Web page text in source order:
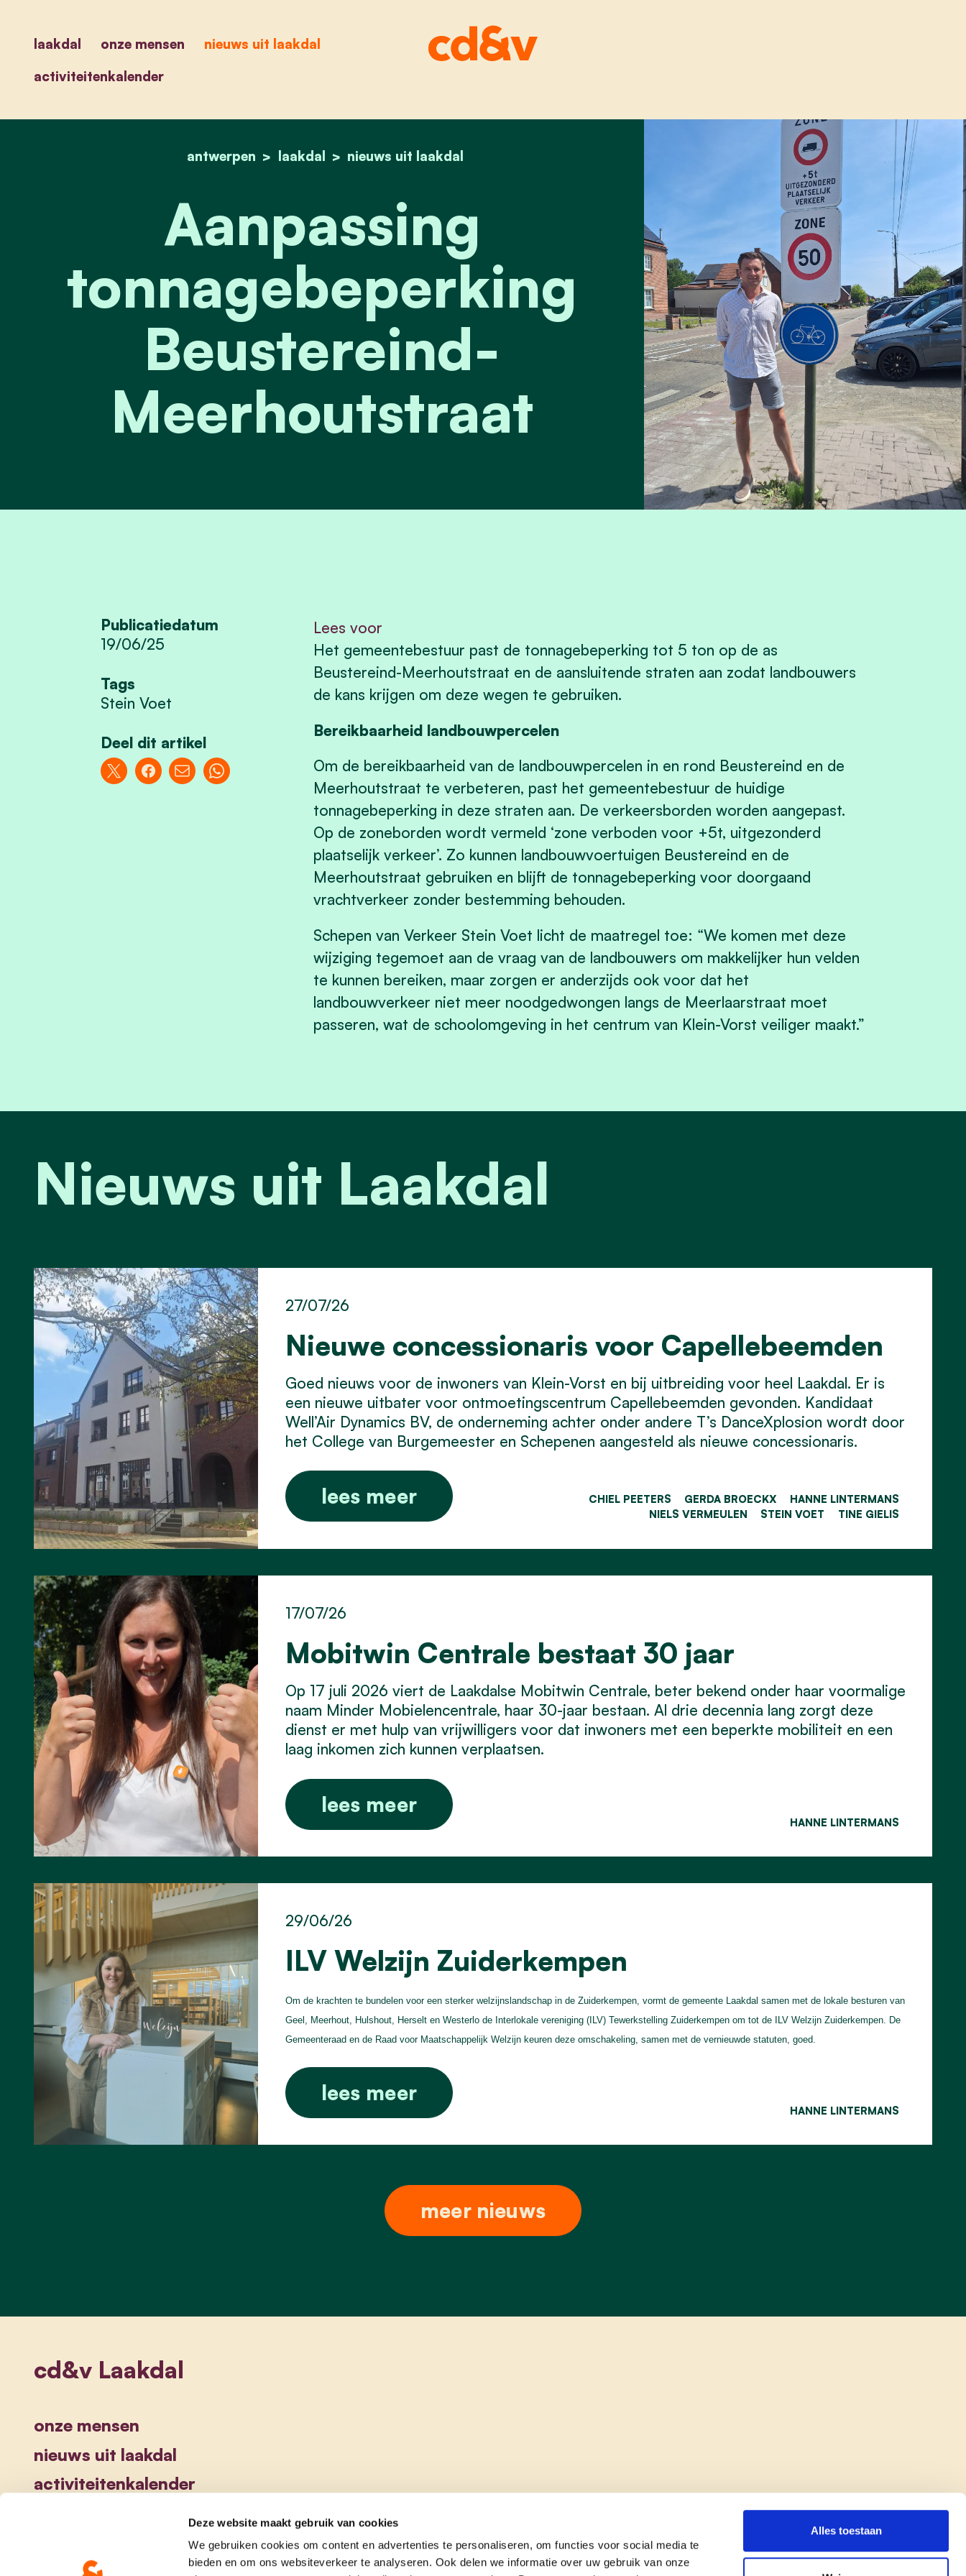
Deze website maakt gebruik van cookies
We gebruiken cookies om content en advertenties te personaliseren, om functies voor social media te
bieden en om ons websiteverkeer te analyseren. Ook delen we informatie over uw gebruik van onze
Alles toestaan
laakdal onze mensen
nieuws uit laakdal
activiteitenkalender
home
antwerpen laakdal nieuws uit laakdal
aanpassing tonnagebeperking beustereind-meerhoutstraat
Aanpassing
tonnagebeperking
Beustereind-
Meerhoutstraat
Publicatiedatum
19/06/25
Tags
Stein Voet
Deel dit artikel
Lees voor
Het gemeentebestuur past de tonnagebeperking tot 5 ton op de as
Beustereind-Meerhoutstraat en de aansluitende straten aan zodat landbouwers
de kans krijgen om deze wegen te gebruiken.
Bereikbaarheid landbouwpercelen
Om de bereikbaarheid van de landbouwpercelen in en rond Beustereind en de
Meerhoutstraat te verbeteren, past het gemeentebestuur de huidige
tonnagebeperking in deze straten aan. De verkeersborden worden aangepast.
Op de zoneborden wordt vermeld ‘zone verboden voor +5t, uitgezonderd
plaatselijk verkeer’. Zo kunnen landbouwvoertuigen Beustereind en de
Meerhoutstraat gebruiken en blijft de tonnagebeperking voor doorgaand
vrachtverkeer zonder bestemming behouden.
Schepen van Verkeer Stein Voet licht de maatregel toe: “We komen met deze
wijziging tegemoet aan de vraag van de landbouwers om makkelijker hun velden
te kunnen bereiken, maar zorgen er anderzijds ook voor dat het
landbouwverkeer niet meer noodgedwongen langs de Meerlaarstraat moet
passeren, wat de schoolomgeving in het centrum van Klein-Vorst veiliger maakt.”
Nieuws uit Laakdal
Nieuwe concessionaris voor Capellebeemden
27/07/26
Goed nieuws voor de inwoners van Klein-Vorst en bij uitbreiding voor heel Laakdal. Er is
een nieuwe uitbater voor ontmoetingscentrum Capellebeemden gevonden. Kandidaat
Well’Air Dynamics BV, de onderneming achter onder andere T’s DanceXplosion wordt door
het College van Burgemeester en Schepenen aangesteld als nieuwe concessionaris.
lees meer CHIEL PEETERS GERDA BROECKX
HANNE LINTERMANS
NIELS VERMEULEN
STEIN VOET TINE GIELIS
Mobitwin Centrale bestaat 30 jaar
17/07/26
Op 17 juli 2026 viert de Laakdalse Mobitwin Centrale, beter bekend onder haar voormalige
naam Minder Mobielencentrale, haar 30-jaar bestaan. Al drie decennia lang zorgt deze
dienst er met hulp van vrijwilligers voor dat inwoners met een beperkte mobiliteit en een
laag inkomen zich kunnen verplaatsen.
lees meer
HANNE LINTERMANS
ILV Welzijn Zuiderkempen
29/06/26
Om de krachten te bundelen voor een sterker welzijnslandschap in de Zuiderkempen, vormt de gemeente Laakdal samen met de lokale besturen van
Geel, Meerhout, Hulshout, Herselt en Westerlo de Interlokale vereniging (ILV) Tewerkstelling Zuiderkempen om tot de ILV Welzijn Zuiderkempen. De
Gemeenteraad en de Raad voor Maatschappelijk Welzijn keuren deze omschakeling, samen met de vernieuwde statuten, goed.
lees meer
HANNE LINTERMANS
meer nieuws
cd&v Laakdal
onze mensen
nieuws uit laakdal
activiteitenkalender